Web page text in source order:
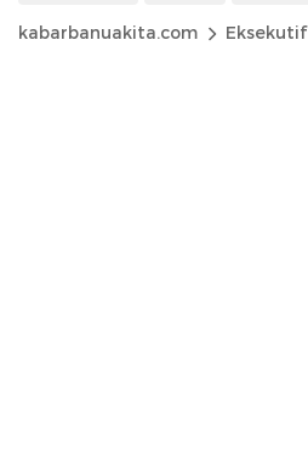
kabarbanuakita.com Eksekutif